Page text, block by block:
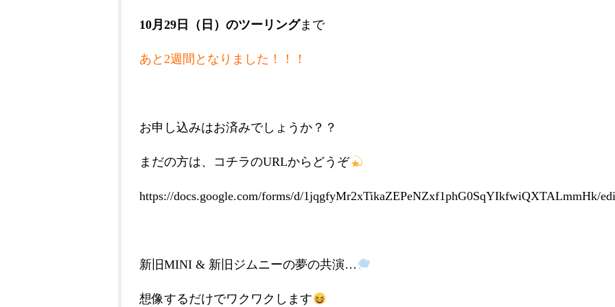
10月29日（日）のツーリングまで
あと2週間となりました！！！
お申し込みはお済みでしょうか？？
まだの方は、コチラのURLからどうぞ
https://docs.google.com/forms/d/1jqgfyMr2xTikaZEPeNZxf1phG0SqYIkfwiQXTALmmHk/
新旧MINI & 新旧ジムニーの夢の共演…
想像するだけでワクワクします